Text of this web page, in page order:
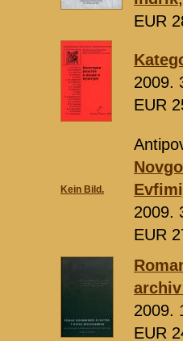
EUR
2009.
EUR
Kein Bild.
2009.
EUR
2009.
EUR